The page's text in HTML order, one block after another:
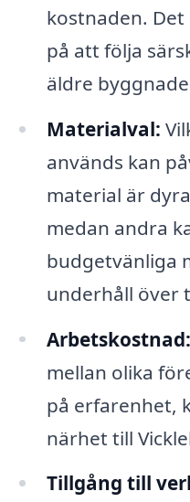
kostnaden.
på att följa
äldre
Materialval:
används kan
material är
medan andra
budgetvänliga
underhåll över
Arbetskostnad:
mellan olika
på erfarenhet,
närhet till
Tillgång till